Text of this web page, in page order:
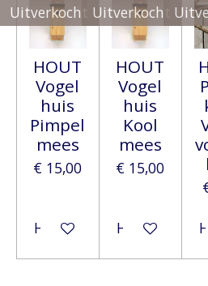
Uitverkocht
HOUT
Vogel
huis
Pimpel
mees
€ 15,00
Houd mij op de hoogte
Uitverkocht
HOUT
Vogel
huis
Kool
mees
€ 15,00
Houd mij op